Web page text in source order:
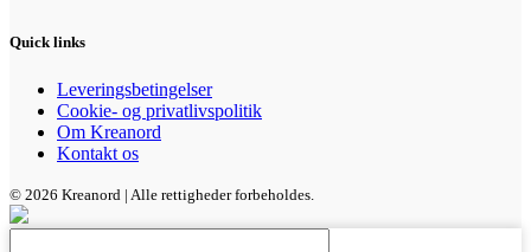
Quick links
Leveringsbetingelser
Cookie- og privatlivspolitik
Om Kreanord
Kontakt os
© 2026 Kreanord | Alle rettigheder forbeholdes.